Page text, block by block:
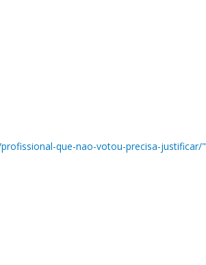
que-nao-votou-precisa-justificar/"